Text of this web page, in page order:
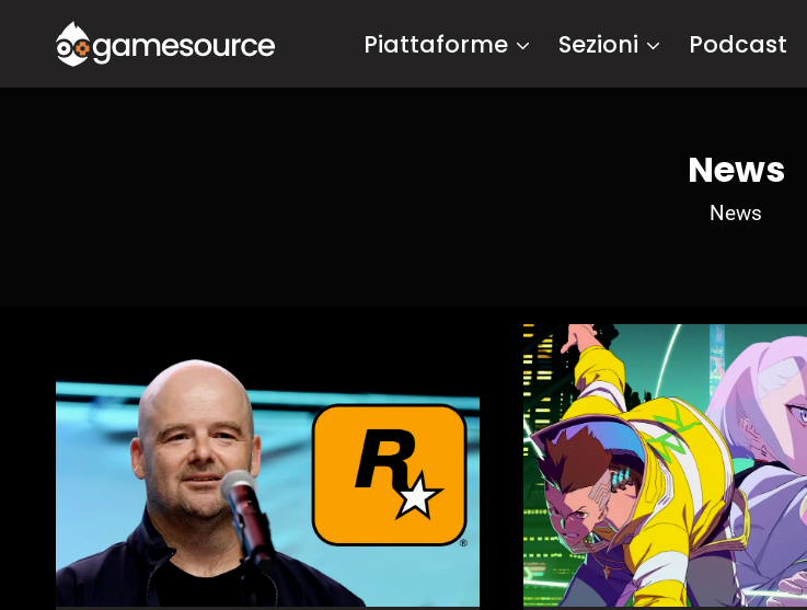
contenuto
Piattaforme Sezioni Podcast
News
News